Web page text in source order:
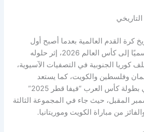
كرة القدم العالمية بعدما أصبح أول
منتخب عربي يتأهل رسميًا إلى كأس العالم 2026، إثر حلوله
الجنوبية في التصفيات الآسيوية،
وفلسطين والكويت، كما يستعد
النشامى للمشاركة في بطولة كأس العرب “فيفا قطر 2025”
المقبل، حيث جاء في المجموعة الثالثة
من مباراة الكويت وموريتانيا.